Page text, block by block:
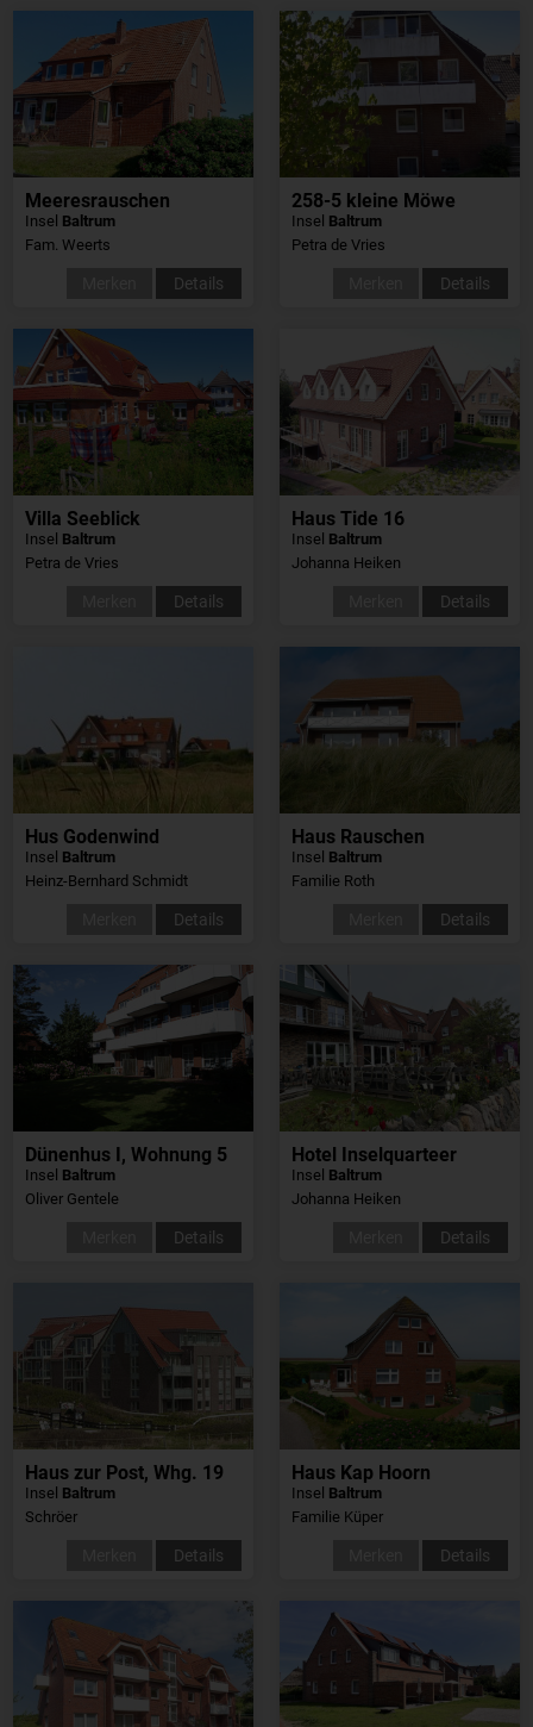
Meeresrauschen
Insel Baltrum
Fam. Weerts
Details
258-5 kleine Möwe
Insel Baltrum
Petra de Vries
Details
Villa Seeblick
Insel Baltrum
Petra de Vries
Details
Haus Tide 16
Insel Baltrum
Johanna Heiken
Details
Hus Godenwind
Insel Baltrum
Heinz-Bernhard Schmidt
Details
Haus Rauschen
Insel Baltrum
Familie Roth
Details
Dünenhus I, Wohnung 5
Insel Baltrum
Oliver Gentele
Details
Hotel Inselquarteer
Insel Baltrum
Johanna Heiken
Details
Haus zur Post, Whg. 19
Insel Baltrum
Schröer
Details
Haus Kap Hoorn
Insel Baltrum
Familie Küper
Details